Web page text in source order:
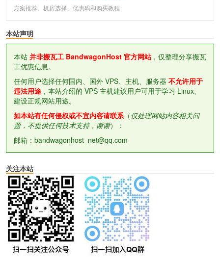
方案推荐、机房选择、优惠码和购买教程
本站声明
本站 并非搬瓦工 BandwagonHost 官方网站，仅整理分享搬瓦
工优惠信息。
任何用户选择任何国内、国外 VPS、主机、服务器 不允许用于
违法用途 ，本站介绍的 VPS 主机建议用户可用于学习 Linux、
建设正规网站用途。
如本站有任何侵权或不宜内容请联系 （仅处理网站内容相关问
题，不提供任何技术支持，谢谢）：
邮箱：bandwagonhost_net@qq.com
关注本站